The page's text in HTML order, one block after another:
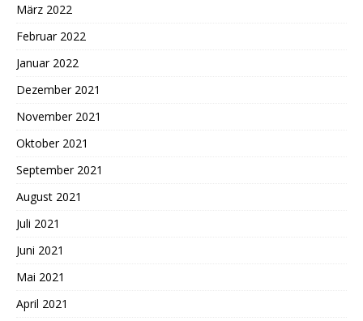
März 2022
Februar 2022
Januar 2022
Dezember 2021
November 2021
Oktober 2021
September 2021
August 2021
Juli 2021
Juni 2021
Mai 2021
April 2021